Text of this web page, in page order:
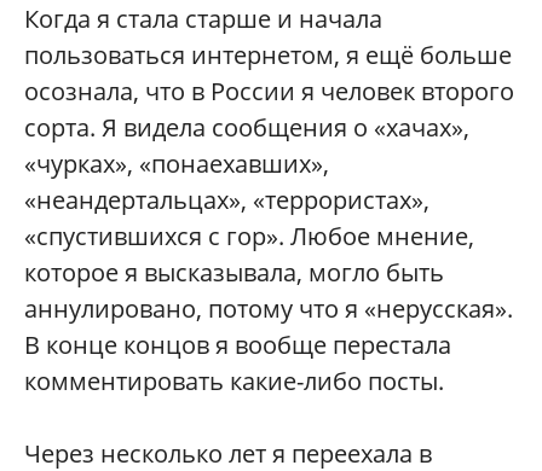
Когда я стала старше и начала
пользоваться интернетом, я ещё больше
осознала, что в России я человек второго
сорта. Я видела сообщения о «хачах»,
«чурках», «понаехавших»,
«неандертальцах», «террористах»,
«спустившихся с гор». Любое мнение,
которое я высказывала, могло быть
аннулировано, потому что я «нерусская».
В конце концов я вообще перестала
комментировать какие-либо посты.
Через несколько лет я переехала в